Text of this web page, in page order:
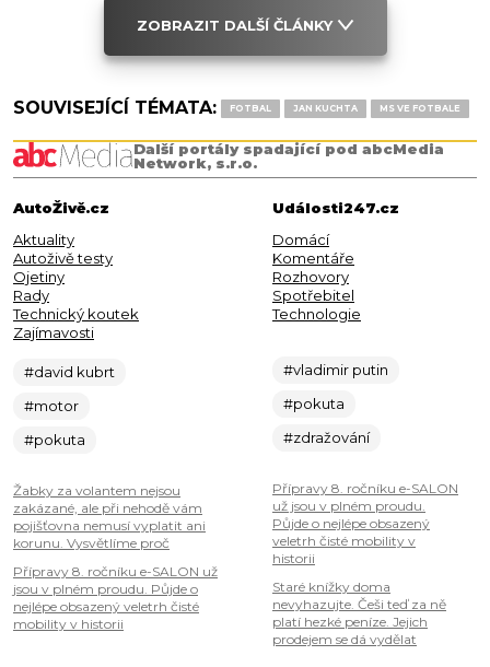
ZOBRAZIT DALŠÍ ČLÁNKY
SOUVISEJÍCÍ TÉMATA: FOTBAL JAN KUCHTA MS VE FOTBALE
Další portály spadající pod abcMedia
Network, s.r.o.
AutoŽivě.cz
Aktuality
Autoživě testy
Ojetiny
Rady
Technický koutek
Zajímavosti
#david kubrt
#motor
#pokuta
Žabky za volantem nejsou
zakázané, ale při nehodě vám
pojišťovna nemusí vyplatit ani
korunu. Vysvětlíme proč
Přípravy 8. ročníku e-SALON už
jsou v plném proudu. Půjde o
nejlépe obsazený veletrh čisté
mobility v historii
Události247.cz
Domácí
Komentáře
Rozhovory
Spotřebitel
Technologie
#vladimir putin
#pokuta
#zdražování
Přípravy 8. ročníku e-SALON
už jsou v plném proudu.
Půjde o nejlépe obsazený
veletrh čisté mobility v
historii
Staré knížky doma
nevyhazujte. Češi teď za ně
platí hezké peníze. Jejich
prodejem se dá vydělat